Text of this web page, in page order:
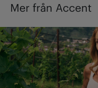
Mer från Accent